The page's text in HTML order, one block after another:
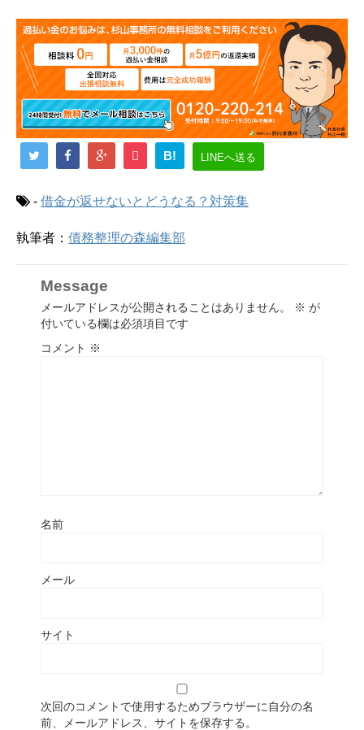
B! LINEへ送る
- 借金が返せないとどうなる？対策集
執筆者： 債務整理の森編集部
Message
メールアドレスが公開されることはありません。 ※ が
付いている欄は必須項目です
コメント ※
名前
メール
サイト
次回のコメントで使用するためブラウザーに自分の名
前、メールアドレス、サイトを保存する。